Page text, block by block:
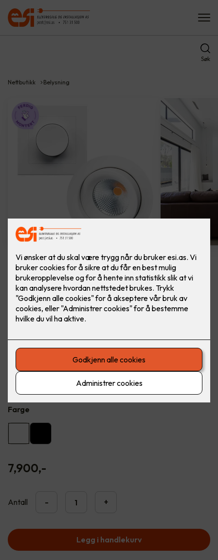
Søk
Nettbutikk Belysning
8 stk hvite LED downlights
rehab inkl. LED dimmer
Ferdig montert - Junistar ECO 2700 m/ LED
Flott LED downlight med 42 graders spredning og 30
graders vipp i to retninger til innendørs bruke, inkl. LED
dimmer. Inkludert montering.
Farge
7,900,-
Antall - +
Legg i handlekurv